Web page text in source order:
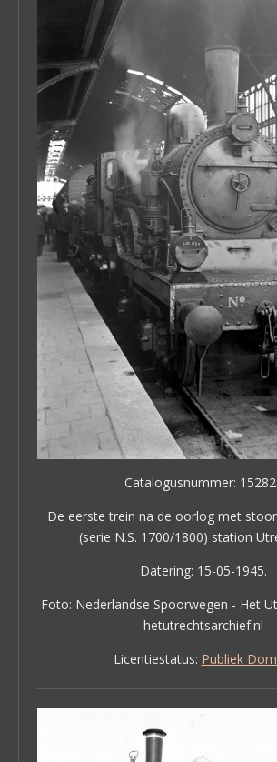
Catalogusnummer:
De eerste trein na de oorlog met
(serie N.S. 1700/1800) station
Datering: 15-05-1945.
Foto: Nederlandse Spoorwegen - Het
hetutrechtsarchief.nl
Licentiestatus: Publiek